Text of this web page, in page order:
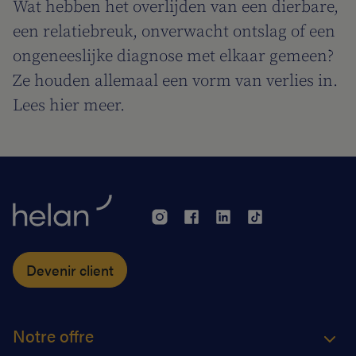
Wat hebben het overlijden van een dierbare,
een relatiebreuk, onverwacht ontslag of een
ongeneeslijke diagnose met elkaar gemeen?
Ze houden allemaal een vorm van verlies in.
Lees hier meer.
Devenir client
Notre offre